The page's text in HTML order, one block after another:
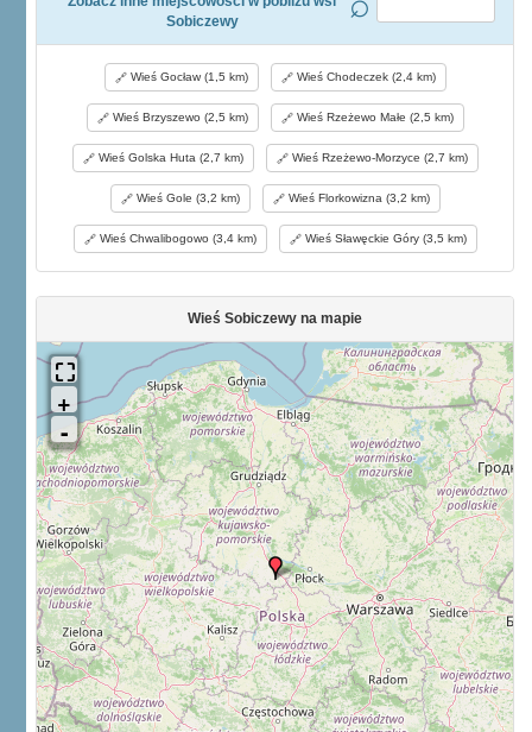
Sobiczewy
Wieś Gocław (1,5 km) Wieś Chodeczek (2,4 km)
Wieś Brzyszewo (2,5 km) Wieś Rzeżewo Małe (2,5 km)
Wieś Golska Huta (2,7 km) Wieś Rzeżewo-Morzyce (2,7 km)
Wieś Gole (3,2 km) Wieś Florkowizna (3,2 km)
Wieś Chwalibogowo (3,4 km) Wieś Sławęckie Góry (3,5 km)
Wieś Sobiczewy na mapie